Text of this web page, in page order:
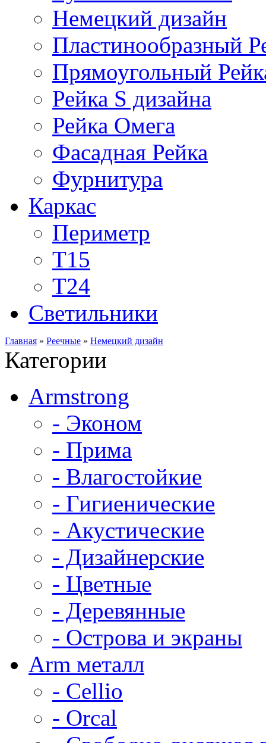
Немецкий дизайн
Пластинообразный
Прямоугольный
Рейка S дизайна
Рейка Омега
Фасадная Рейка
Фурнитура
Каркас
Периметр
Т15
Т24
Светильники
Главная » Реечные » Немецкий дизайн
Категории
Armstrong
- Эконом
- Прима
- Влагостойкие
- Гигиенические
- Акустические
- Дизайнерские
- Цветные
- Деревянные
- Острова и экраны
Arm металл
- Cellio
- Orcal